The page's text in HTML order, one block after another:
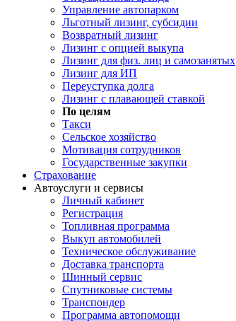
Управление автопарком
Льготный лизинг, субсидии
Возвратный лизинг
Лизинг с опцией выкупа
Лизинг для физ. лиц и самозанятых
Лизинг для ИП
Переуступка долга
Лизинг с плавающей ставкой
По целям
Такси
Сельское хозяйство
Мотивация сотрудников
Государственные закупки
Страхование
Автоуслуги и сервисы
Личный кабинет
Регистрация
Топливная программа
Выкуп автомобилей
Техническое обслуживание
Доставка транспорта
Шинный сервис
Спутниковые системы
Транспондер
Программа автопомощи